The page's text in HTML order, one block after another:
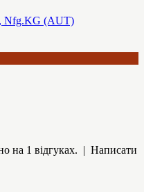
Nfg.KG (AUT)
на 1 відгуках. | Написати